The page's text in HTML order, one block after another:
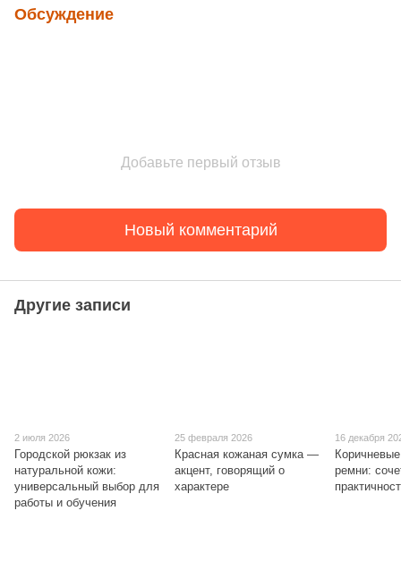
Обсуждение
Добавьте первый отзыв
Новый комментарий
Другие записи
2 июля 2026
Городской рюкзак из
натуральной кожи:
универсальный выбор для
работы и обучения
25 февраля 2026
Красная кожаная сумка —
акцент, говорящий о
характере
16 декабря
ремни: